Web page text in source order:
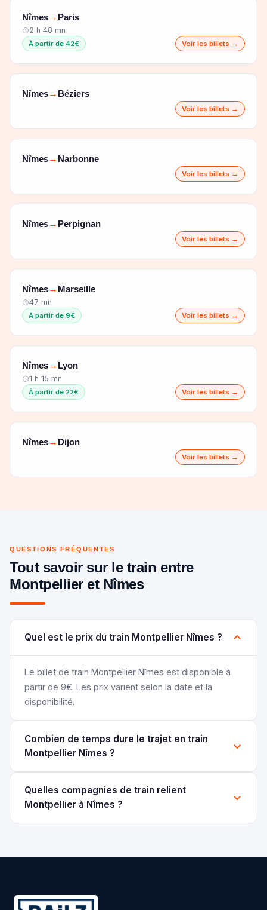
Nîmes→ Paris
2 h 48 mn
À partir de 42€ Voir les billets →
Nîmes→ Béziers
Voir les billets →
Nîmes→ Narbonne
Voir les billets →
Nîmes→ Perpignan
Voir les billets →
Nîmes→ Marseille
47 mn
À partir de 9€ Voir les billets →
Nîmes→ Lyon
1 h 15 mn
À partir de 22€ Voir les billets →
Nîmes→ Dijon
Voir les billets →
QUESTIONS FRÉQUENTES
Tout savoir sur le train entre
Montpellier et Nîmes
Quel est le prix du train Montpellier Nîmes ?
Le billet de train Montpellier Nîmes est disponible à
partir de 9€. Les prix varient selon la date et la
disponibilité.
Combien de temps dure le trajet en train
Montpellier Nîmes ?
Quelles compagnies de train relient
Montpellier à Nîmes ?